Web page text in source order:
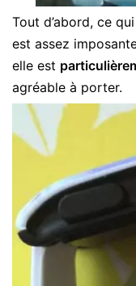
Tout d’abord, ce
est assez
elle est
agréable à porter.